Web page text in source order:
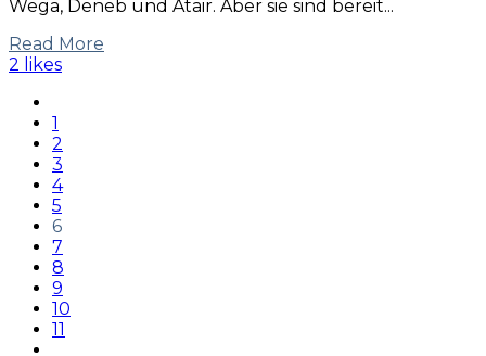
Wega, Deneb und Atair. Aber sie sind bereit...
Read More
2 likes
1
2
3
4
5
6
7
8
9
10
11